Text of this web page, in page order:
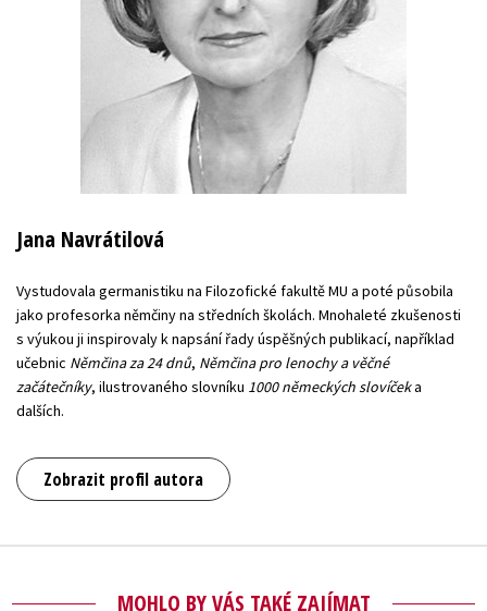
Jana Navrátilová
Vystudovala germanistiku na Filozofické fakultě MU a poté působila
jako profesorka němčiny na středních školách. Mnohaleté zkušenosti
s výukou ji inspirovaly k napsání řady úspěšných publikací, například
učebnic Němčina za 24 dnů, Němčina pro lenochy a věčné
začátečníky, ilustrovaného slovníku 1000 německých slovíčeka
dalších.
Zobrazit profil autora
MOHLO BY VÁS TAKÉ ZAJÍMAT